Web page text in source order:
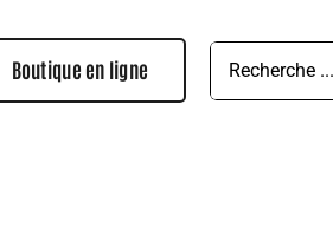
Boutique en ligne
Rechercher: